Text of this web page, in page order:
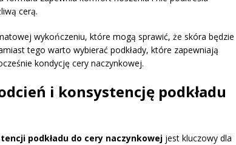
cerą.
wykończeniu, które mogą sprawić, że skóra będzie
tego warto wybierać podkłady, które zapewniają
kondycję cery naczynkowej.
i konsystencję podkładu
podkładu do cery naczynkowej jest kluczowy dla